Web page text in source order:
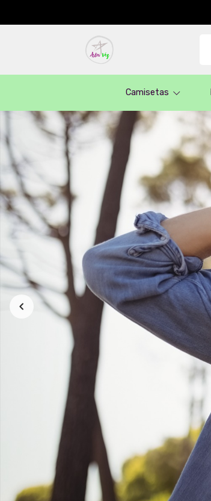
Camisetas
Todos os Produtos
Camiseta Unissex | Virgem | Um
mundo perfeito seria um mundo
VEGANO! | Color
R$ 89,90
3x de R$ 29,97 sem juros